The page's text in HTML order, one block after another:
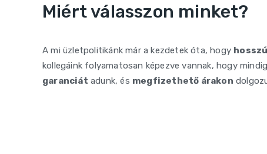
Miért válasszon minket?
A mi üzletpolitikánk már a kezdetek óta, hogy
kollegáink folyamatosan képezve vannak, hogy
garanciát adunk, és megfizethető árakon